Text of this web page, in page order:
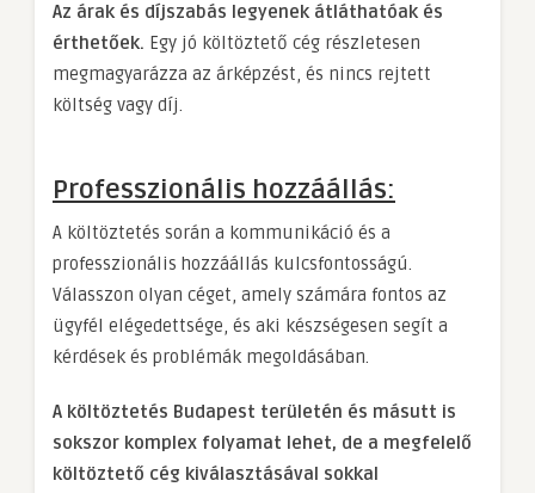
Az árak és díjszabás legyenek átláthatóak és
érthetőek. Egy jó költöztető cég részletesen
megmagyarázza az árképzést, és nincs rejtett
költség vagy díj.
Professzionális hozzáállás:
A költöztetés során a kommunikáció és a
professzionális hozzáállás kulcsfontosságú.
Válasszon olyan céget, amely számára fontos az
ügyfél elégedettsége, és aki készségesen segít a
kérdések és problémák megoldásában.
A költöztetés Budapest területén és másutt is
sokszor komplex folyamat lehet, de a megfelelő
költöztető cég kiválasztásával sokkal